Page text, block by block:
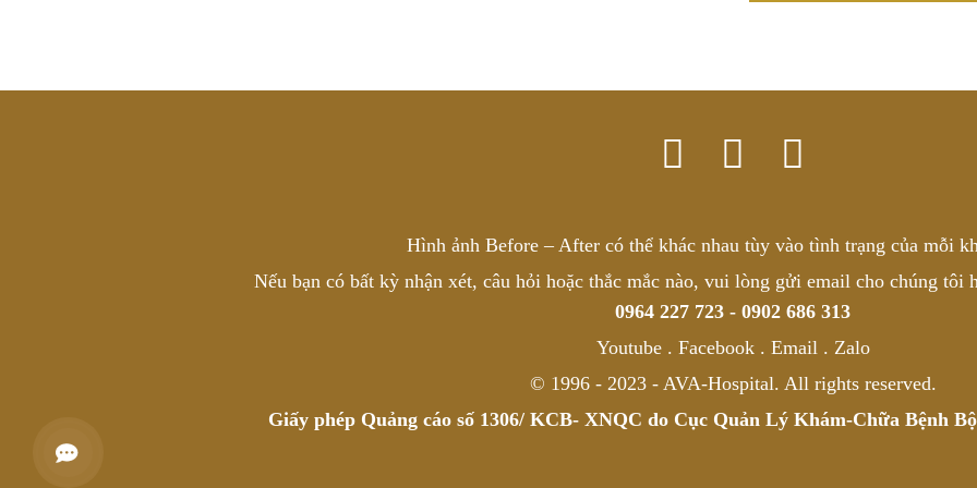
Hình ảnh Before – After có thể khác nhau tùy vào tình trạng của mỗi
Nếu bạn có bất kỳ nhận xét, câu hỏi hoặc thắc mắc nào, vui lòng gửi email cho chúng tôi
0964 227 723 - 0902 686 313
Youtube . Facebook . Email . Zalo
© 1996 - 2023 - AVA-Hospital. All rights reserved.
Giấy phép Quảng cáo số 1306/ KCB- XNQC do Cục Quản Lý Khám-Chữa Bệnh